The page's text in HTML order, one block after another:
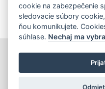
NOT FOR SALE
Link to Slovak version of Trends in
Copyright © 2026 Správca
Priemyselná
cookie na zabezpečenie
sledovacie súbory
ňou komunikujete.
súhlase. Nechaj ma